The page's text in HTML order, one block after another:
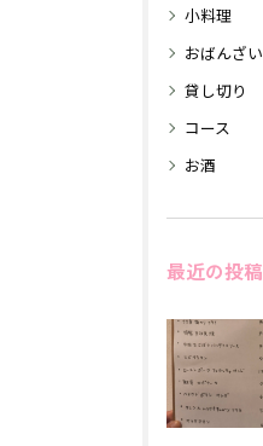
小料理
おばんざい
貸し切り
コース
お酒
最近の投稿